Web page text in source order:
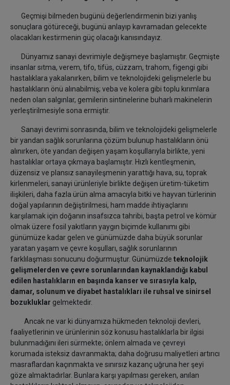
Geçmişi bilmeden bugünü değerlendirmenin bizi yanlış
sonuçlara götüreceği, bugünü anlayıp kavramadan gelecekte
olacakları kestirmenin güç olacağı kanısındayız.
Dünyamız sanayi devrimiyle değişmeye başlamıştır. Geçmişte
insanlar sıtma, verem, tifo, tifüs, cüzzam, trahom, figengi gibi
hastalıklara yakalanırken, bilim ve teknolojideki gelişmelerle bu
hastalıkların önü alınabilmiş; veba ve kolera gibi toplu kırımlara
neden olan salgınlar, gemilerin sintinelerine buharlı makinelerin
yerleştirilmesiyle sona ermiştir.
Sanayi devrimi sonrasında, bilim ve teknolojideki gelişmelerle
bir yandan sağlık sorunlarına çözüm bulunup hastalıkların önü
alınırken, öte yandan değişen yaşam koşullarıyla birlikte, yeni
hastalıklar ortaya çıkmaya başlamıştır. Hızlı kentleşmenin,
düzensiz ve plansız sanayileşmenin yarattığı hava, su, toprak
kirlenmeleri, sanayi ürünleriyle birlikte değişen üretim-tüketim
ilişkileri, daha fazla ürün alma amacıyla bitki ve hayvan türlerinin
doğal yapılarının değiştirilmesi, ham madde ihtiyaçlarını
karşılamak için doğanın insafsızca tahribi, başta petrol ve kömür
olmak üzere fosil yakıtların yaygın biçimde kullanımı gibi
günümüze kadar gelen ve günümüzde daha büyük sorunlar
yaratan yaşam ve çevre koşulları, sağlık sorunlarının
farklılaşması sonucunu doğurmuştur. Günümüzde teknolojik
gelişmelerden ve çevre sorunlarından kaynaklandığı kabul
edilen hastalıkların en başında kanser ve sırasıyla kalp,
damar, solunum ve diyabet hastalıkları ile ruhsal ve sinirsel
bozukluklar gelmektedir.
Ancak ne var ki dünyamıza hükmeden teknoloji devleri,
faaliyetlerinin ve ürünlerinin söz konusu hastalıklarla bir ilgisi
bulunmadığını ileri sürmekte; önlem almada ve çevreyi
korumada isteksiz davranmakta; daha doğrusu maliyetleri artırıcı
masraflardan kaçınmakta ve sınırsız kazanç uğruna her şeyi
göze almaktadırlar. Bunlara karşı yapılması gereken, anılan